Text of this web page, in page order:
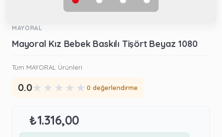
MAYORAL
Mayoral Kız Bebek Baskılı Tişört Beyaz 1080
Tüm MAYORAL Ürünleri
0.0★ ★ ★ ★ ★ 0 değerlendirme
₺1.316,00